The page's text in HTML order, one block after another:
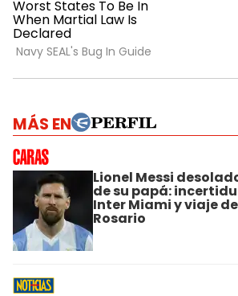
MÁS EN
Lionel Messi
de su papá:
Inter Miami y viaje
Rosario